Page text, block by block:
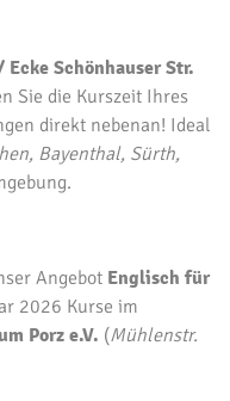
Ecke Schönhauser Str.
Sie die Kurszeit Ihres
direkt nebenan! Ideal
Bayenthal, Sürth,
Angebot Englisch für
2026 Kurse im
Porz e.V. (Mühlenstr.